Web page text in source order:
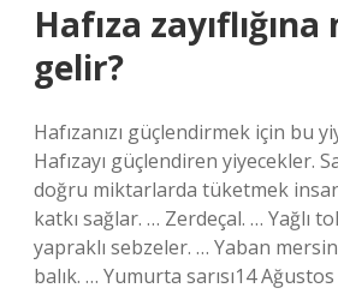
Hafıza
gelir?
Hafızanızı güçlendirmek için bu
Hafızayı güçlendiren yiyecekler.
doğru miktarlarda tüketmek
katkı sağlar. … Zerdeçal. … Yağlı
yapraklı sebzeler. … Yaban
balık. … Yumurta sarısı14